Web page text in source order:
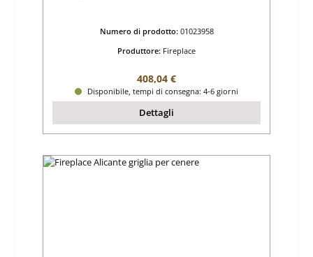
Numero di prodotto: 01023958
Produttore: Fireplace
Prezzo normale:
408,04 €
Disponibile, tempi di consegna: 4-6 giorni
Dettagli